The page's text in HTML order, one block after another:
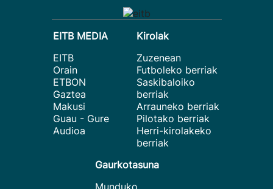
EITB MEDIA
EITB
Orain
ETBON
Gaztea
Makusi
Guau - Gure
Audioa
Kirolak
Zuzenean
Futboleko berriak
Saskibaloiko
berriak
Arrauneko berriak
Pilotako berriak
Herri-kirolakeko
berriak
Gaurkotasuna
Munduko